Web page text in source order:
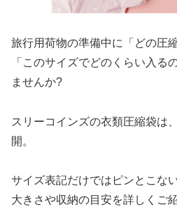
旅行用荷物の準備中に「どの圧
「このサイズでどのくらい入る
ませんか?
スリーコインズの衣類圧縮袋は
開。
サイズ表記だけではピンとこな
大きさや収納の目安を詳しくご